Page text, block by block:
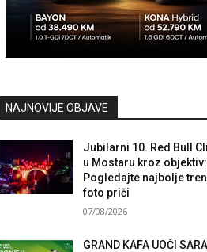
NAJNOVIJE OBJAVE
Jubilarni 10. Red Bull
u Mostaru kroz objektiv:
Pogledajte najbolje
foto priči
07/08/2026
GRAND KAFA UOČI